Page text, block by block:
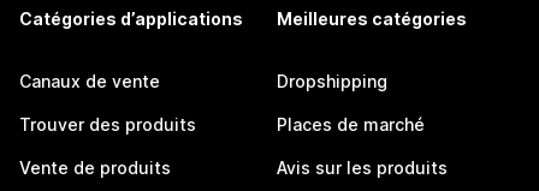
Catégories d’applications
Canaux de vente
Trouver des produits
Vente de produits
Meilleures catégories
Dropshipping
Places de marché
Avis sur les produits